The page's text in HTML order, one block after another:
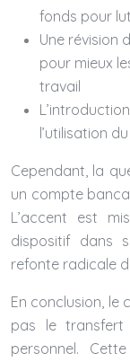
fonds pour
Une révision
pour mieux
travail
l’utilisation
Cependant, la
un compte
L’accent est
dispositif dans
refonte radicale
En conclusion, le
pas le
personnel.